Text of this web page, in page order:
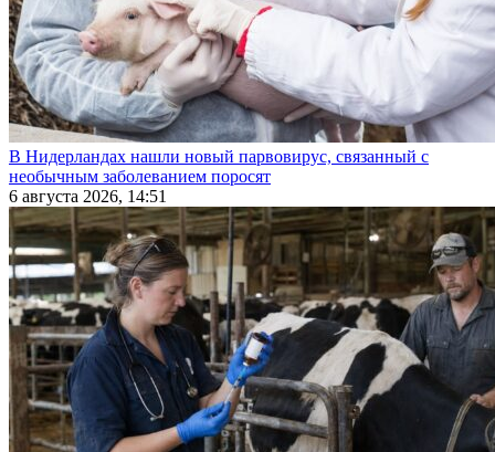
В Нидерландах нашли новый парвовирус, связанный с
необычным заболеванием поросят
6 августа 2026, 14:51